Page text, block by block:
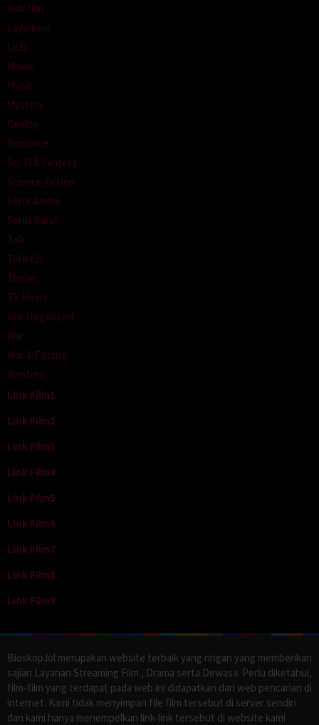
Indofilm
Layarkaca
Lk21
Movie
Music
Mystery
Reality
Romance
Sci-Fi & Fantasy
Science Fiction
Serial Anime
Serial Barat
Talk
Terbit21
Thriller
TV Movie
Uncategorized
War
War & Politics
Western
Link Film1
Link Film2
Link Film3
Link Film4
Link Film5
Link Film6
Link Film7
Link Film8
Link Film9
Bioskop.lol merupakan website terbaik yang ringan yang memberikan
sajian Layanan Streaming Film , Drama serta Dewasa. Perlu diketahui,
film-film yang terdapat pada web ini didapatkan dari web pencarian di
internet. Kami tidak menyimpan file film tersebut di server sendiri
dan kami hanya menempelkan link-link tersebut di website kami